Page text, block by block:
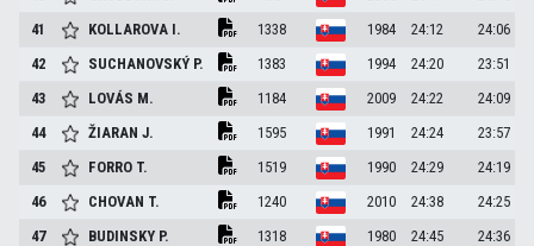
41
KOLLAROVA I. 1338 1984 24:12
24:06
42
SUCHANOVSKÝ P. 1383 1994 24:20
23:51
43
LOVÁS M. 1184 2009 24:22
24:09
44
ŽIARANJ. 1595 1991 24:24
23:57
45
FORRO T. 1519 1990 24:29
24:19
46
CHOVAN T. 1240 2010 24:38
24:25
47
BUDINSKY P. 1318 1980 24:45
24:36